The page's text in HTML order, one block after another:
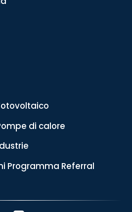
di calore
Programma Referral